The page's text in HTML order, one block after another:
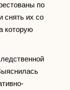
по
снять их со
которую